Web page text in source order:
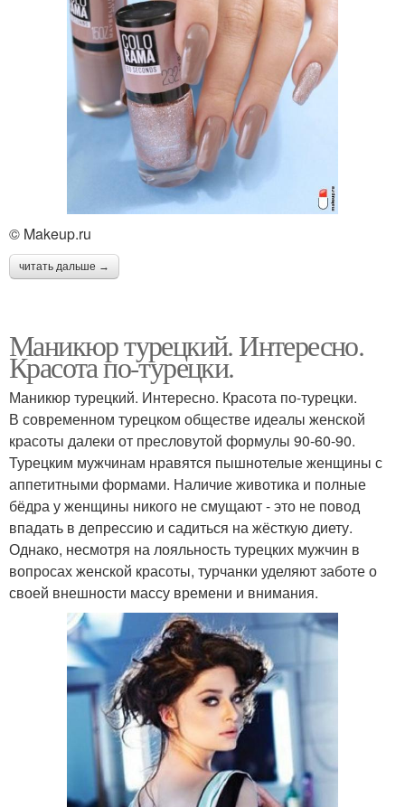
© Makeup.ru
читать дальше →
Маникюр турецкий. Интересно.
Красота по-турецки.
Маникюр турецкий. Интересно. Красота по-турецки.
В современном турецком обществе идеалы женской
красоты далеки от пресловутой формулы 90-60-90.
Турецким мужчинам нравятся пышнотелые женщины с
аппетитными формами. Наличие животика и полные
бёдра у женщины никого не смущают - это не повод
впадать в депрессию и садиться на жёсткую диету.
Однако, несмотря на лояльность турецких мужчин в
вопросах женской красоты, турчанки уделяют заботе о
своей внешности массу времени и внимания.